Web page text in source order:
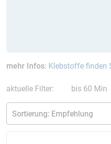
mehr Infos: Klebstoffe finden
aktuelle Filter: bis 60 Min